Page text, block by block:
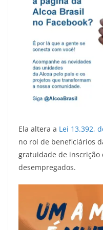
Ela altera a Lei 13.392,
no rol de beneficiários
gratuidade de inscrição
desempregados.